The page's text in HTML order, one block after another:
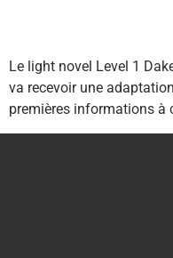
Le light novel Level 1
va recevoir une
premières informations à